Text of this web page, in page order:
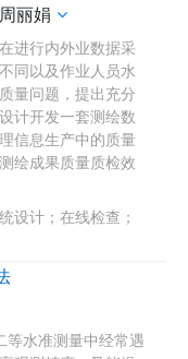
丽娟
进行内外业数据采
同以及作业人员水
量问题，提出充分
计开发一套测绘数
信息生产中的质量
绘成果质量质检效
设计；在线检查；
等水准测量中经常遇